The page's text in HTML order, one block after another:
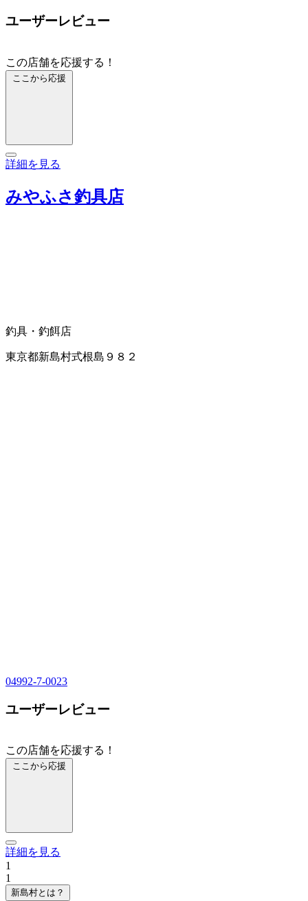
ユーザーレビュー
この店舗を応援する！
ここから応援
詳細を見る
みやふさ釣具店
釣具・釣餌店
東京都新島村式根島９８２
04992-7-0023
ユーザーレビュー
この店舗を応援する！
ここから応援
詳細を見る
1
1
新島村とは？